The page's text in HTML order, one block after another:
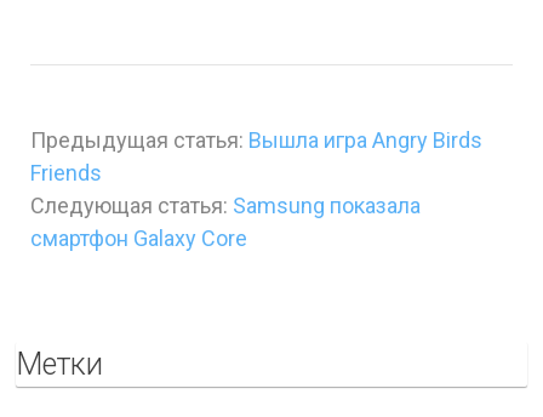
Предыдущая статья: Вышла игра Angry Birds
Friends
Следующая статья: Samsung показала
смартфон Galaxy Core
Метки